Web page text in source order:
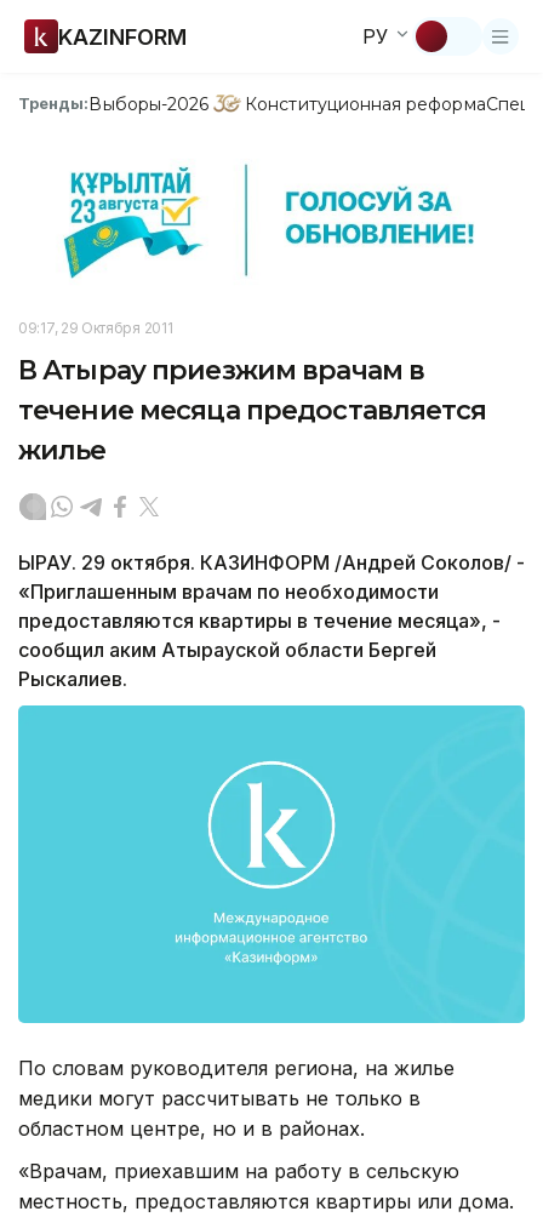
KAZINFORM РУ
Тренды:Выборы-2026 Конституционная реформа
09:17, 29 Октября 2011
В Атырау приезжим врачам в
течение месяца предоставляется
жилье
ЫРАУ. 29 октября. КАЗИНФОРМ /Андрей Соколов/ -
«Приглашенным врачам по необходимости
предоставляются квартиры в течение месяца», -
сообщил аким Атырауской области Бергей
Рыскалиев.
По словам руководителя региона, на жилье
медики могут рассчитывать не только в
областном центре, но и в районах.
«Врачам, приехавшим на работу в сельскую
местность, предоставляются квартиры или дома.